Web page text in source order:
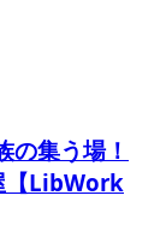
集う場！
【LibWork